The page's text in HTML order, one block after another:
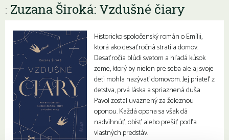
: Zuzana Široká: Vzdušné čiary
Historicko-spoločenský román o Emílii,
ktorá ako desaťročná stratila domov.
Desaťročia blúdi svetom a hľadá kúsok
zeme, ktorý by nielen pre seba ale aj svoje
deti mohla nazývať domovom. Jej priateľ z
detstva, prvá láska a spriaznená duša
Pavol zostal uväznený za železnou
oponou. Každá opona sa však dá
nadvihnúť, obísť alebo prešiť podľa
vlastných predstáv.